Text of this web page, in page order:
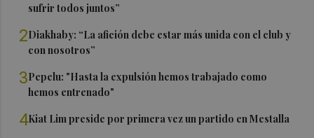
sufrir todos juntos”
2Diakhaby: “La afición debe estar más unida con el club y
con nosotros”
3Pepelu: "Hasta la expulsión hemos trabajado como
hemos entrenado"
4Kiat Lim preside por primera vez un partido en Mestalla